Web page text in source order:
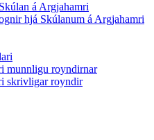
á Argjahamri
hjá Skúlanum á Argjahamri
munnligu royndirnar
skrivligar royndir